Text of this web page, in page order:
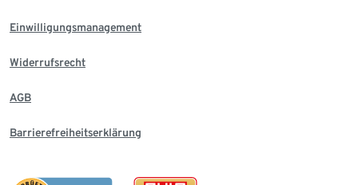
Einwilligungsmanagement
Widerrufsrecht
AGB
Barrierefreiheitserklärung